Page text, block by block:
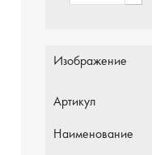
Изображение
Артикул
Наименование